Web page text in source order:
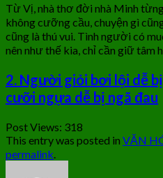
Từ Vị, nhà thơ đời nhà Minh
không cưỡng cầu, chuyện gì
cũng là thú vui. Tình người có
nên như thế kia, chỉ cần giữ tâm
2. Người giỏi bơi lội dễ
cưỡi ngựa dễ bị ngã đau
Post Views: 318
This entry was posted in VĂN
permalink.